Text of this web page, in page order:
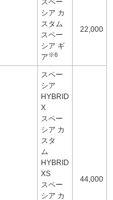
スペー
シア カ
スタム
スペー
シア ギ
ア※6
22,000
スペー
シア
HYBRID
X
スペー
シア カ
スタ
ム
HYBRID
XS
スペー
シア カ
44,000